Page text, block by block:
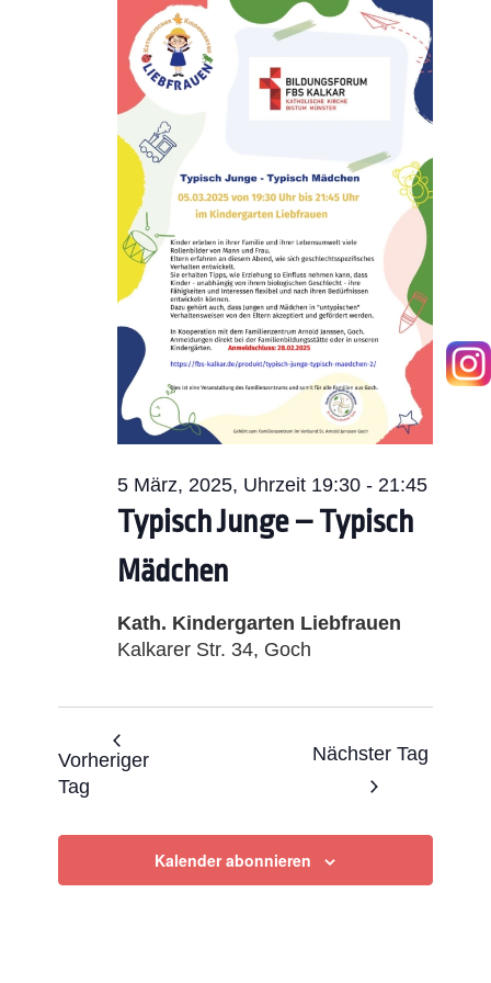
März,
2025
Typisch Junge – Typisch
Mädchen
5 März, 2025, Uhrzeit 19:30 - 21:45
Kath. Kindergarten Liebfrauen
Kalkarer Str. 34, Goch
Vorheriger
Tag
Nächster Tag
Kalender abonnieren